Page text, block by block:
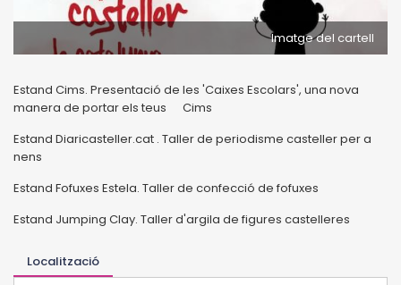
Imatge del cartell
Estand Cims. Presentació de les 'Caixes Escolars', una nova
manera de portar els teus Cims
Estand Diaricasteller.cat . Taller de periodisme casteller per a
nens
Estand Fofuxes Estela. Taller de confecció de fofuxes
Estand Jumping Clay. Taller d'argila de figures castelleres
Localització